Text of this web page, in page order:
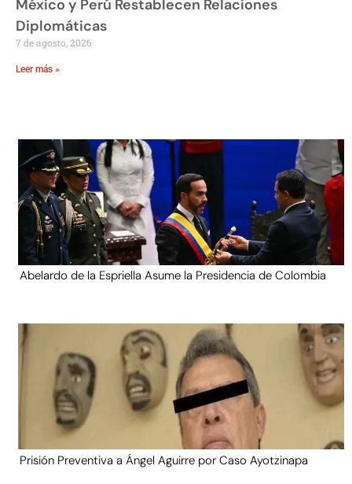
México y Perú Restablecen Relaciones
Diplomáticas
7 de agosto, 2026
Leer más »
Abelardo de la Espriella Asume la Presidencia de Colombia
Prisión Preventiva a Ángel Aguirre por Caso Ayotzinapa